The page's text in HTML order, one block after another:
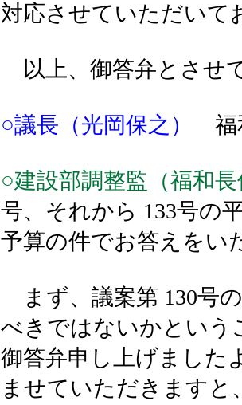
対応させていただいて
以上、御答弁とさせ
○議長（光岡保之） 福
○建設部調整監（福和
号、それから 133号の
予算の件でお答えをい
まず、議案第 130号
べきではないかという
御答弁申し上げました
ませていただきますと